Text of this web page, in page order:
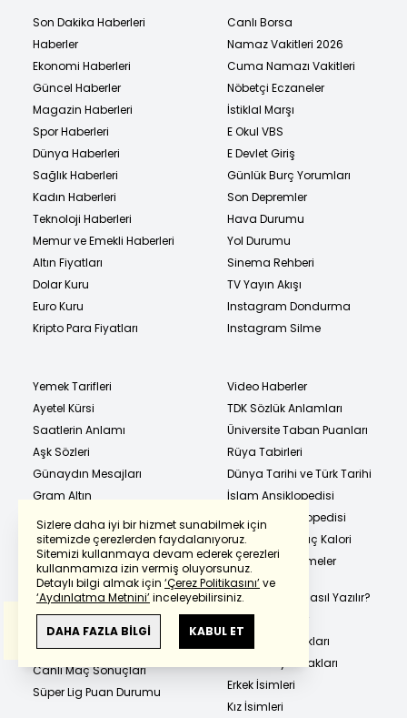
Sizlere daha iyi bir hizmet sunabilmek için
sitemizde çerezlerden faydalanıyoruz.
Sitemizi kullanmaya devam ederek çerezleri
kullanmamıza izin vermiş oluyorsunuz.
Detaylı bilgi almak için ‘Çerez Politikasını’ve
‘Aydınlatma Metnini’inceleyebilirsiniz.
DAHA FAZLA BİLGİ KABUL ET
Son Dakika Haberleri
Haberler
Ekonomi Haberleri
Güncel Haberler
Magazin Haberleri
Spor Haberleri
Dünya Haberleri
Sağlık Haberleri
Kadın Haberleri
Teknoloji Haberleri
Memur ve Emekli Haberleri
Altın Fiyatları
Dolar Kuru
Euro Kuru
Kripto Para Fiyatları
Canlı Borsa
Namaz Vakitleri 2026
Cuma Namazı Vakitleri
Nöbetçi Eczaneler
İstiklal Marşı
E Okul VBS
E Devlet Giriş
Günlük Burç Yorumları
Son Depremler
Hava Durumu
Yol Durumu
Sinema Rehberi
TV Yayın Akışı
Instagram Dondurma
Instagram Silme
Yemek Tarifleri
Ayetel Kürsi
Saatlerin Anlamı
Aşk Sözleri
Günaydın Mesajları
Gram Altın
Çeyrek Altın
Yarım Altın
Ata Altın
Cumhuriyet Altını
22 Ayar Bilezik
1 Dolar Kaç TL
1 Euro Kaç TL
Canlı Maç Sonuçları
Süper Lig Puan Durumu
Video Haberler
TDK Sözlük Anlamları
Üniversite Taban Puanları
Rüya Tabirleri
Dünya Tarihi ve Türk Tarihi
İslam Ansiklopedisi
TÜBİTAK Ansiklopedisi
Hangi Besin Kaç Kalori
Eş Anlamlı Kelimeler
Sözlüğü
Hangi Kelime Nasıl Yazılır?
En Güzel Sözler
Metrobüs Durakları
Marmaray Durakları
Erkek İsimleri
Kız İsimleri
Powered by Translate
Bu çevirideGoogle Transletekullanılmıştır.
Anlam ve çeviri hatalarından
haberturk.com
sorumlu değildir.